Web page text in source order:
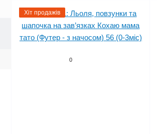
Хіт продажів
0